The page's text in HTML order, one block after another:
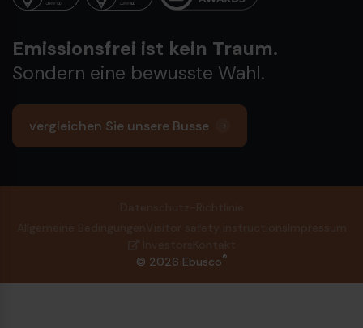
Emissionsfrei ist kein Traum.
Sondern eine bewusste Wahl.
vergleichen Sie unsere Busse
© 2026 Ebusco®